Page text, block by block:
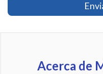
Acerca de